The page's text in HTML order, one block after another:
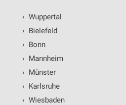
› Wuppertal
› Bielefeld
› Bonn
› Mannheim
› Münster
› Karlsruhe
› Wiesbaden